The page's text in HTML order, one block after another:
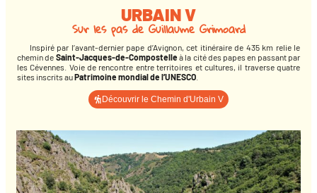
URBAIN V
Sur les pas de Guillaume Grimoard
Inspiré par l’avant-dernier pape d’Avignon, cet itinéraire de 435 km relie le
chemin de Saint-Jacques-de-Compostelle à la cité des papes en passant par
les Cévennes. Voie de rencontre entre territoires et cultures, il traverse quatre
sites inscrits auPatrimoine mondial de l’UNESCO
Découvrir le Chemin d'Urbain V